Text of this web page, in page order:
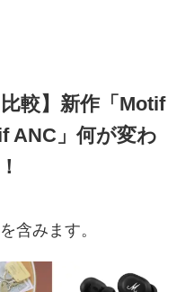
較】新作「Motif
ANC」何が変わ
含みます。